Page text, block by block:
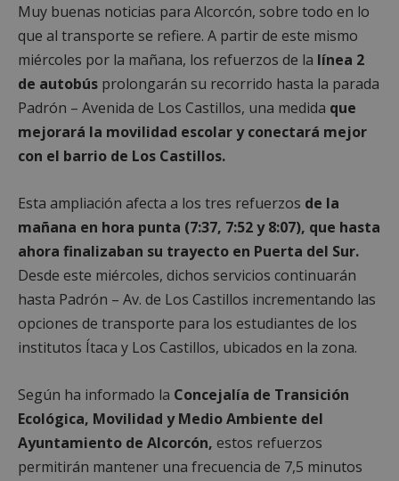
Muy buenas noticias para Alcorcón, sobre todo en lo
que al transporte se refiere. A partir de este mismo
miércoles por la mañana, los refuerzos de la línea 2
de autobús prolongarán su recorrido hasta la parada
Padrón – Avenida de Los Castillos, una medida que
mejorará la movilidad escolar y conectará mejor
con el barrio de Los Castillos.
Esta ampliación afecta a los tres refuerzos de la
mañana en hora punta (7:37, 7:52 y 8:07), que hasta
ahora finalizaban su trayecto en Puerta del Sur.
Desde este miércoles, dichos servicios continuarán
hasta Padrón – Av. de Los Castillos incrementando las
opciones de transporte para los estudiantes de los
institutos Ítaca y Los Castillos, ubicados en la zona.
Según ha informado la Concejalía de Transición
Ecológica, Movilidad y Medio Ambiente del
Ayuntamiento de Alcorcón, estos refuerzos
permitirán mantener una frecuencia de 7,5 minutos